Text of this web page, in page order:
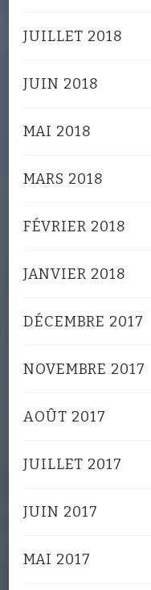
JUILLET 2018
JUIN 2018
MAI 2018
MARS 2018
FÉVRIER 2018
JANVIER 2018
DÉCEMBRE 2017
NOVEMBRE 2017
AOÛT 2017
JUILLET 2017
JUIN 2017
MAI 2017